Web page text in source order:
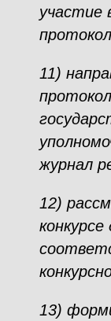
участие
11)
журнал
12)
13)